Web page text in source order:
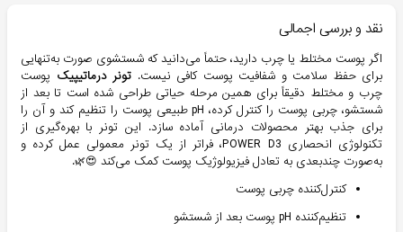
نقد و بررسی اجمالی
اگر پوست مختلط یا چرب دارید، حتماً می‌دانید که شستشوی صورت به‌تنهایی
برای حفظ سلامت و شفافیت پوست کافی نیست. تونر درماتیپیک پوست
چرب و مختلط دقیقاً برای همین مرحله حیاتی طراحی شده است تا بعد از
شستشو، چربی پوست را کنترل کرده، pH طبیعی پوست را تنظیم کند و آن را
برای جذب بهتر محصولات درمانی آماده سازد. این تونر با بهره‌گیری از
تکنولوژی انحصاری POWER D3، فراتر از یک تونر معمولی عمل کرده و
به‌صورت چندبعدی به تعادل فیزیولوژیک پوست کمک می‌کند 😍🌿.
کنترل‌کننده چربی پوست
تنظیم‌کننده pH پوست بعد از شستشو